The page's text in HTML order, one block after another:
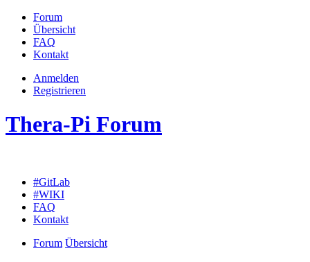
Forum
Übersicht
FAQ
Kontakt
Anmelden
Registrieren
Thera-Pi Forum
#GitLab
#WIKI
FAQ
Kontakt
Forum Übersicht